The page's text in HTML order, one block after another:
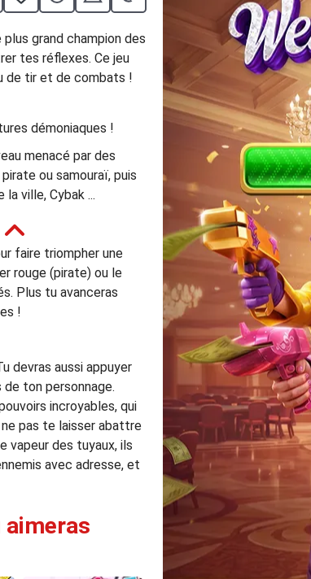
grand champion des
tes réflexes. Ce jeu
de tir et de combats !
démoniaques !
menacé par des
ou samouraï, puis
ville, Cybak ...
faire triompher une
rouge (pirate) ou le
Plus tu avanceras
!
devras aussi appuyer
ton personnage.
incroyables, qui
pas te laisser abattre
vapeur des tuyaux, ils
avec adresse, et
aimeras